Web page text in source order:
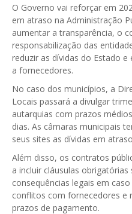
Isenção
O Governo vai reforçar em
em atraso na Administração
aumentar a transparência, o
responsabilização das
reduzir as dívidas do Estado
a fornecedores.
No caso dos municípios, a
Locais passará a divulgar
autarquias com prazos
dias. As câmaras municipais
seus sites as dívidas em
Além disso, os contratos
a incluir cláusulas
consequências legais em
conflitos com fornecedores e
prazos de pagamento.